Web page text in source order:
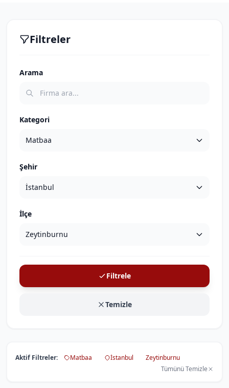
Filtreler
Arama
Kategori
Şehir
İlçe
Filtrele
Temizle
Aktif Filtreler: Matbaa İstanbul
Zeytinburnu
Tümünü Temizle